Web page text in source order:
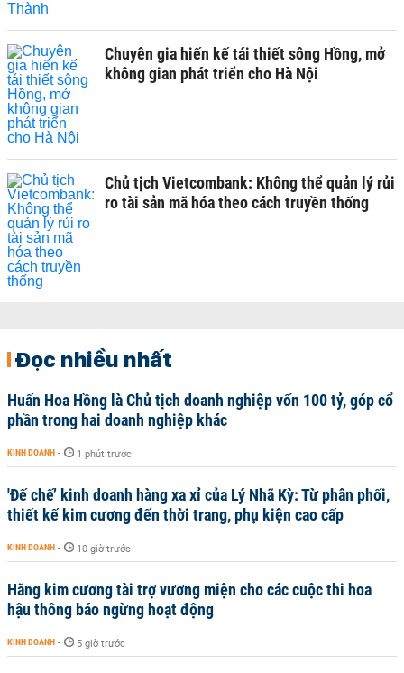
Chuyên gia hiến kế tái thiết sông Hồng, mở
không gian phát triển cho Hà Nội
Chủ tịch Vietcombank: Không thể quản lý rủi
ro tài sản mã hóa theo cách truyền thống
Đọc nhiều nhất
Huấn Hoa Hồng là Chủ tịch doanh nghiệp vốn 100 tỷ, góp cổ
phần trong hai doanh nghiệp khác
KINH DOANH - 1 phút trước
'Đế chế’ kinh doanh hàng xa xỉ của Lý Nhã Kỳ: Từ phân phối,
thiết kế kim cương đến thời trang, phụ kiện cao cấp
KINH DOANH - 10 giờ trước
Hãng kim cương tài trợ vương miện cho các cuộc thi hoa
hậu thông báo ngừng hoạt động
KINH DOANH - 5 giờ trước